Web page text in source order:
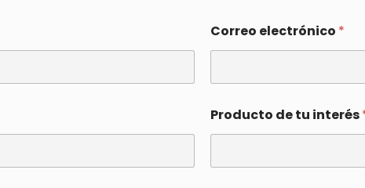
Correo electrónico *
Producto de tu interés